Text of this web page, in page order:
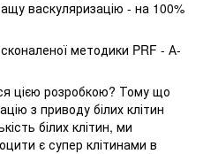
васкуляризацію - на 100%
методики PRF - А-
цією розробкою? Тому що
з приводу білих клітин
білих клітин, ми
є супер клітинами в